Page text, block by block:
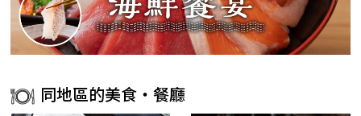
同地區的美食・餐廳